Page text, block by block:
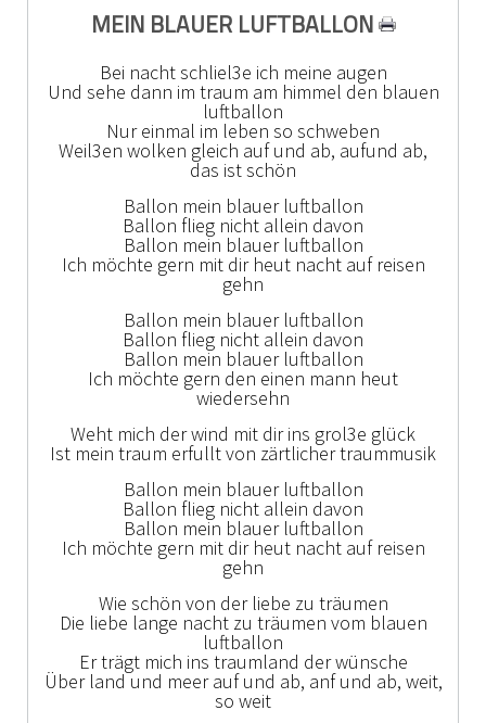
MEIN BLAUER LUFTBALLON
Bei nacht schliel3e ich meine augen
Und sehe dann im traum am himmel den blauen
luftballon
Nur einmal im leben so schweben
Weil3en wolken gleich auf und ab, aufund ab,
das ist schön
Ballon mein blauer luftballon
Ballon flieg nicht allein davon
Ballon mein blauer luftballon
Ich möchte gern mit dir heut nacht auf reisen
gehn
Ballon mein blauer luftballon
Ballon flieg nicht allein davon
Ballon mein blauer luftballon
Ich möchte gern den einen mann heut
wiedersehn
Weht mich der wind mit dir ins grol3e glück
Ist mein traum erfullt von zärtlicher traummusik
Ballon mein blauer luftballon
Ballon flieg nicht allein davon
Ballon mein blauer luftballon
Ich möchte gern mit dir heut nacht auf reisen
gehn
Wie schön von der liebe zu träumen
Die liebe lange nacht zu träumen vom blauen
luftballon
Er trägt mich ins traumland der wünsche
Über land und meer auf und ab, anf und ab, weit,
so weit